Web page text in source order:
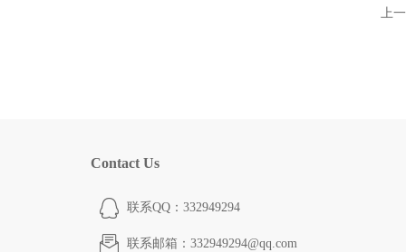
上
Contact Us
联系QQ：332949294
联系邮箱：332949294@qq.com